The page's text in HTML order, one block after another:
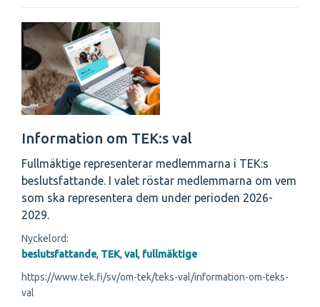
Information om TEK:s val
Fullmäktige representerar medlemmarna i TEK:s
beslutsfattande. I valet röstar medlemmarna om vem
som ska representera dem under perioden 2026-
2029.
Nyckelord:
beslutsfattande, TEK, val, fullmäktige
https://www.tek.fi/sv/om-tek/teks-val/information-om-teks-
val